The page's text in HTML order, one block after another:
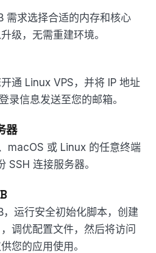
需求选择合适的内存和核心
级，无需重建环境。
通 Linux VPS，并将 IP 地址
录信息发送至您的邮箱。
器
macOS 或 Linux 的任意终端
SSH 连接服务器。
运行安全初始化脚本，创建
调优配置文件，然后将访问
您的应用使用。